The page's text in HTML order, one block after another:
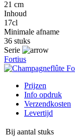
21 cm
Inhoud
17cl
Minimale afname
36 stuks
Serie
Fortius
Prijzen
Info opdruk
Verzendkosten
Levertijd
Bij aantal stuks